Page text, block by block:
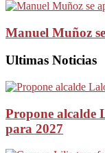
Manuel Muñoz
Ultimas Noticias
Propone alcalde
para 2027